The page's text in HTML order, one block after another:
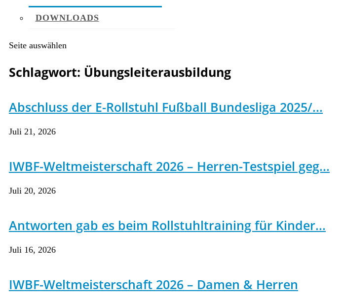
DOWNLOADS
Seite auswählen
Schlagwort: Übungsleiterausbildung
Abschluss der E-Rollstuhl Fußball Bundesliga 2025/...
Juli 21, 2026
IWBF-Weltmeisterschaft 2026 – Herren-Testspiel geg...
Juli 20, 2026
Antworten gab es beim Rollstuhltraining für Kinder...
Juli 16, 2026
IWBF-Weltmeisterschaft 2026 – Damen & Herren